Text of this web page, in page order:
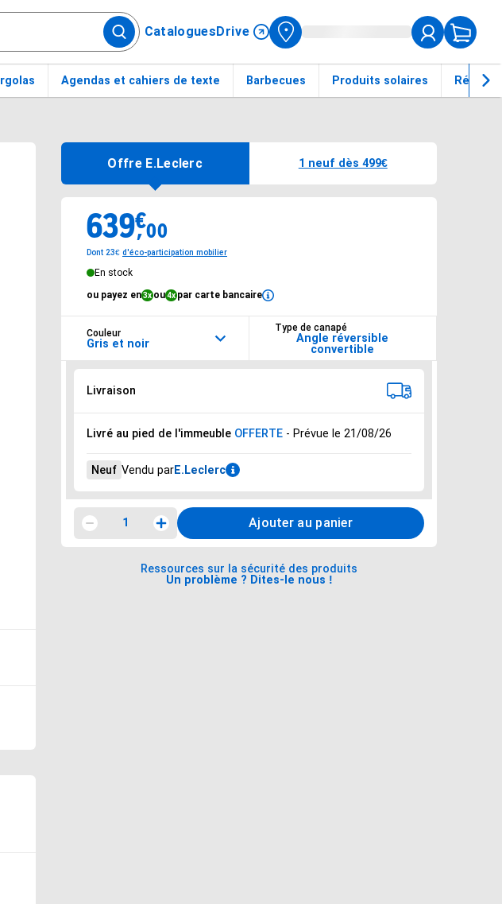
Catalogues Drive
Agendas et cahiers de texte Barbecues Produits solaires
Options de livraisons du produit
Offre E.Leclerc 1 neuf dès 499€
639€
,00
Vendu 639€
Dont 23€ d'éco-participation mobilier
En stock
ou payez en3x ou4x par carte bancaire
Couleur
Gris et noir
Type de canapé
Angle réversible
convertible
Options de livraison
Sélectionnez votre mode de livraison préféré
Livraison
Livré au pied de l'immeuble OFFERTE - Prévue le 21/08/26
Neuf Vendu parE.Leclerc
Quantité
1Moins
1
Utilisez les boutons plus et moins ou saisissez directement la quantité
Plus
Ajouter au panier
Ressources sur la sécurité des produits
Un problème ? Dites-le nous !